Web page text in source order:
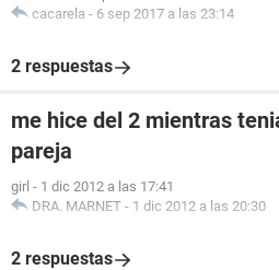
cacarela - 6 sep 2017 a las 23:14
2 respuestas
me hice del 2 mientras
pareja
girl - 1 dic 2012 a las 17:41
DRA. MARNET - 1 dic 2012 a las 20:30
2 respuestas